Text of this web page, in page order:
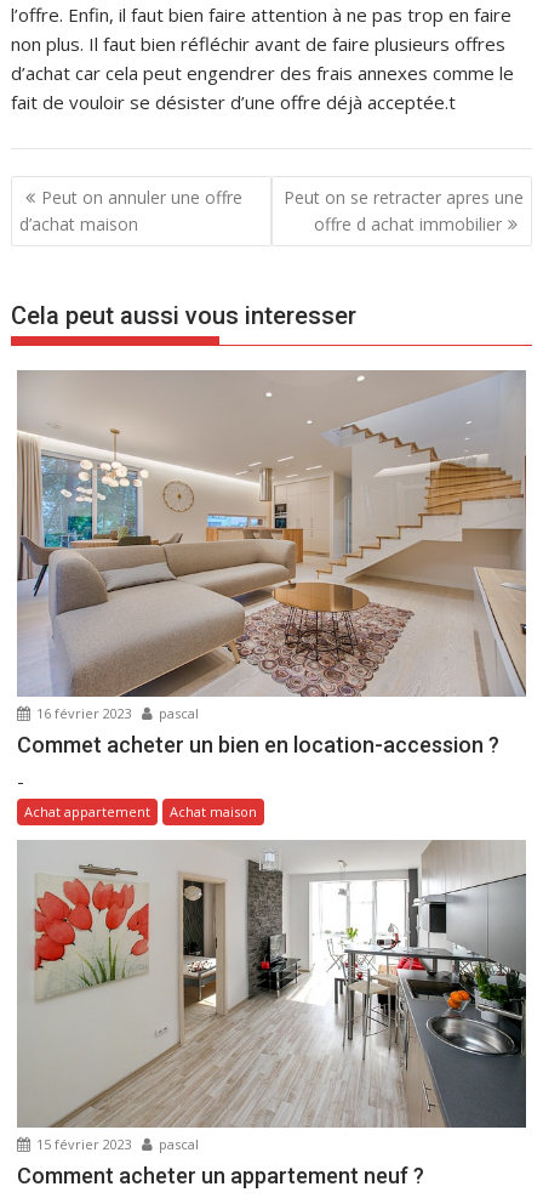
l’offre. Enfin, il faut bien faire attention à ne pas trop en faire
non plus. Il faut bien réfléchir avant de faire plusieurs offres
d’achat car cela peut engendrer des frais annexes comme le
fait de vouloir se désister d’une offre déjà acceptée.t
N
a
g
a
o
d
e
l
’
a
t
i
l
e
Peut on annuler une offre
d’achat maison
Peut on se retracter apres une
offre d achat immobilier
Cela peut aussi vous interesser
16 février 2023 pascal
Commet acheter un bien en location-accession ?
-
Achat appartement Achat maison
15 février 2023 pascal
Comment acheter un appartement neuf ?